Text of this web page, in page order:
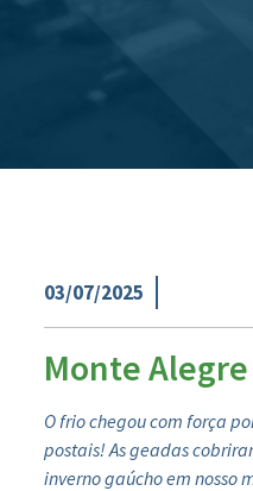
03/07/2025
Monte
O frio chegou com força
postais! As geadas
inverno gaúcho em nosso